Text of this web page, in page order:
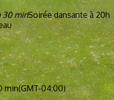
30 minSoirée dansante à 20h
min(GMT-04:00)